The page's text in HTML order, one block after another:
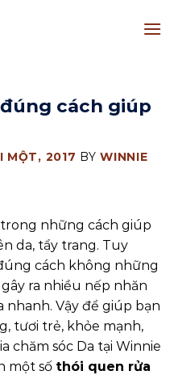
cách giúp
MỘT, 2017 BYWINNIE
những cách giúp
da, tẩy trang. Tuy
cách không những
ra nhiều nếp nhăn
nhanh. Vậy để giúp bạn
tươi trẻ, khỏe mạnh,
chăm sóc Da tại Winnie
một số thói quen rửa